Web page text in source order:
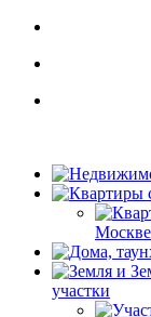
Москве
участки